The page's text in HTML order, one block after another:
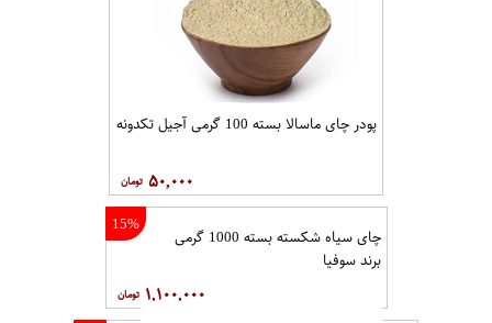
پودر چای ماسالا بسته 100 گرمی آجیل تکدونه
۵۰,۰۰۰
15%
چای سیاه شکسته بسته 1000 گرمی
برند سوفیا
۱,۱۰۰,۰۰۰